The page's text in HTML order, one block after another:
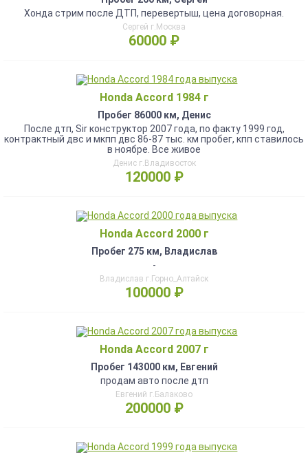
Хонда стрим после ДТП, перевертыш, цена договорная.
Сергей г.Москва
60000 ₽
Honda Accord 1984 г
Пробег 86000 км, Денис
После дтп, Sir конструктор 2007 года, по факту 1999 год,
контрактный двс и мкпп двс 86-87 тыс. км пробег, кпп ставилось
в ноябре. Все живое
Денис г.Владивосток
120000 ₽
Honda Accord 2000 г
Пробег 275 км, Владислав
-
Владислав г.Горно_Алтайск
100000 ₽
Honda Accord 2007 г
Пробег 143000 км, Евгений
продам авто после дтп
Евгений г.Балаково
200000 ₽